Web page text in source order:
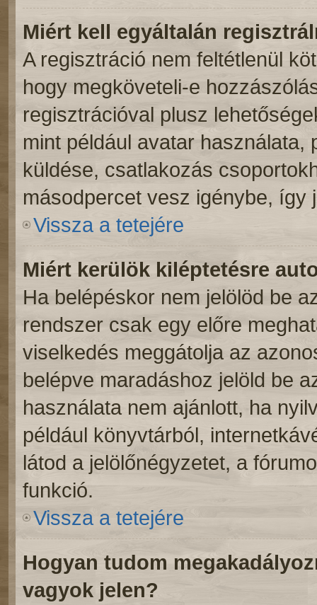
Miért kell egyáltalán
A regisztráció nem feltétlenül
hogy megköveteli-e
regisztrációval plusz
mint például avatar használata,
küldése, csatlakozás
másodpercet vesz igénybe, így
Vissza a tetejére
Miért kerülök kiléptetésre
Ha belépéskor nem jelölöd be
rendszer csak egy előre
viselkedés meggátolja az
belépve maradáshoz jelöld be
használata nem ajánlott, ha
például könyvtárból,
látod a jelölőnégyzetet, a
funkció.
Vissza a tetejére
Hogyan tudom
vagyok jelen?